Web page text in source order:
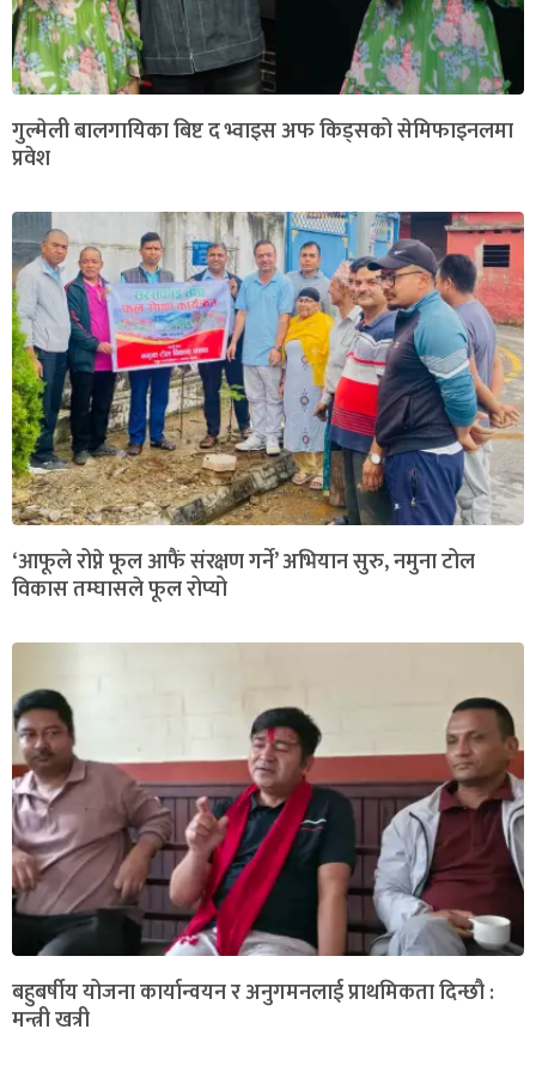
गुल्मेली बालगायिका बिष्ट द भ्वाइस अफ किड्सको सेमिफाइनलमा
प्रवेश
‘आफूले रोप्ने फूल आफैं संरक्षण गर्ने’ अभियान सुरु, नमुना टोल
विकास तम्घासले फूल रोप्यो
बहुबर्षीय योजना कार्यान्वयन र अनुगमनलाई प्राथमिकता दिन्छौ :
मन्त्री खत्री